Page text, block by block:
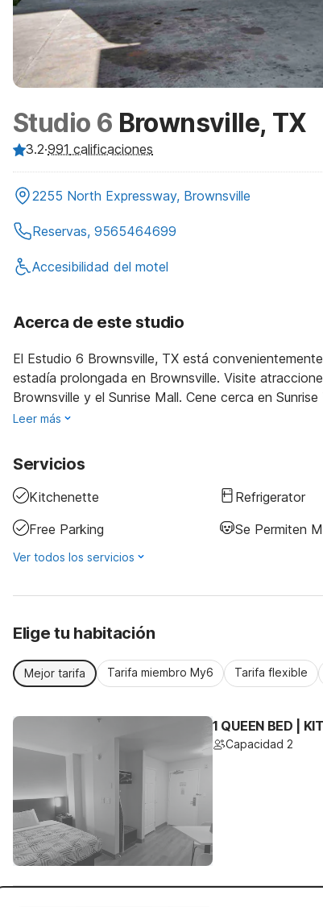
Studio 6 Brownsville, TX
3.2·991 calificaciones
2255 North Expressway, Brownsville
Reservas, 9565464699
Accesibilidad del motel
Acerca de este studio
El Estudio 6 Brownsville, TX está
estadía prolongada en Brownsville. Visite
Brownsville y el Sunrise Mall. Cene cerca en
Leer más
Servicios
Kitchenette Refrigerator
Free Parking
Se Permiten
Ver todos los servicios
Elige tu habitación
Mejor tarifa Tarifa miembro My6 Tarifa flexible
1 QUEEN BED |
Capacidad 2